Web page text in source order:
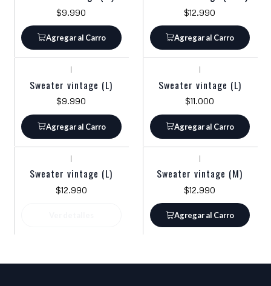
$9.990
Agregar al Carro
$12.990
Agregar al Carro
|
Sweater vintage (L)
$9.990
Agregar al Carro
|
Sweater vintage (L)
$11.000
Agregar al Carro
|
Sweater vintage (L)
$12.990
|
Sweater vintage (M)
$12.990
Agregar al Carro